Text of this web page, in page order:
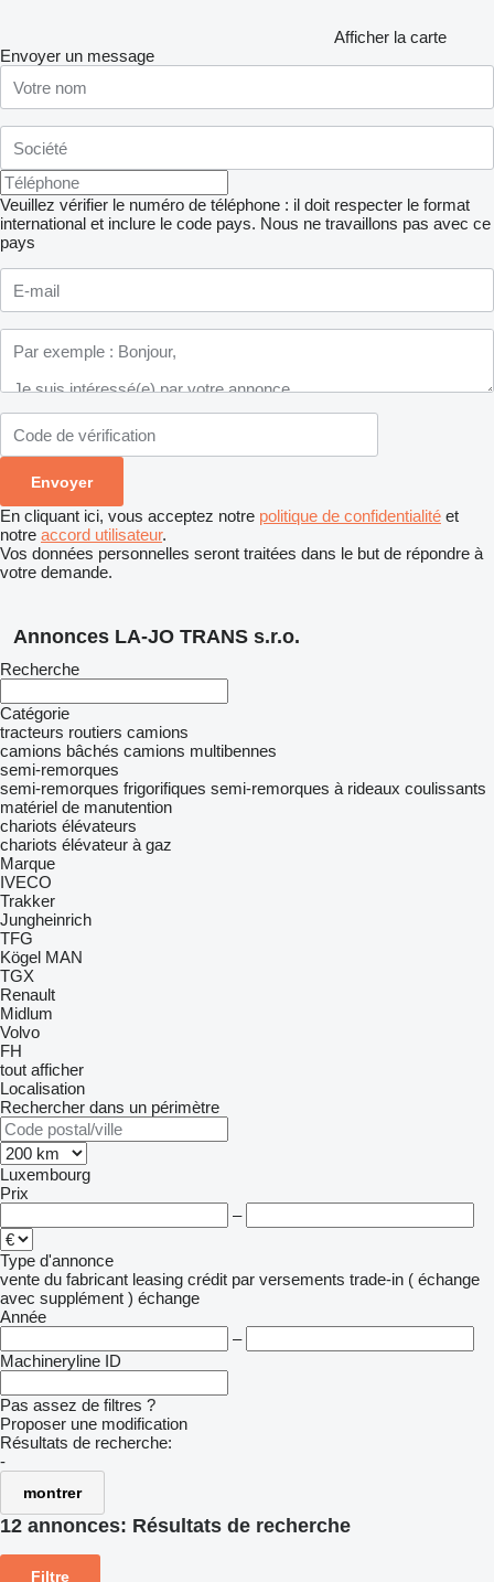
Afficher la carte
Envoyer un message
Veuillez vérifier le numéro de téléphone : il doit respecter le format
international et inclure le code pays. Nous ne travaillons pas avec ce
pays
En cliquant ici, vous acceptez notre politique de confidentialité et
notre accord utilisateur.
Vos données personnelles seront traitées dans le but de répondre à
votre demande.
Annonces LA-JO TRANS s.r.o.
Recherche
Catégorie
tracteurs routiers camions
camions bâchés camions multibennes
semi-remorques
semi-remorques frigorifiques semi-remorques à rideaux coulissants
matériel de manutention
chariots élévateurs
chariots élévateur à gaz
Marque
IVECO
Trakker
Jungheinrich
TFG
Kögel MAN
TGX
Renault
Midlum
Volvo
FH
tout afficher
Localisation
Rechercher dans un périmètre
Luxembourg
Prix
–
Type d'annonce
vente du fabricant leasing crédit par versements trade-in ( échange
avec supplément ) échange
Année
–
Machineryline ID
Pas assez de filtres ?
Proposer une modification
Résultats de recherche:
-
montrer
12 annonces: Résultats de recherche
Filtre